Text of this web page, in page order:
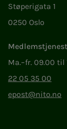
Støperigata 1
0250 Oslo
Ma.–fr. 09.00 til
22 05 35 00
epost@nito.no